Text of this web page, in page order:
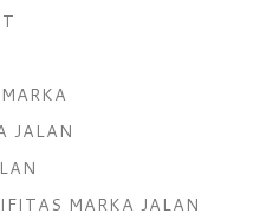
JALAN
MARKA JALAN